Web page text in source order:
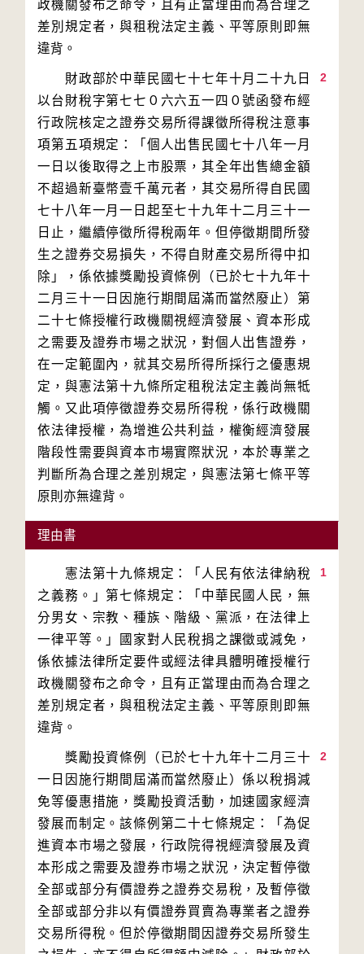
政機關發布之命令，且有正當理由而為合理之
差別規定者，與租稅法定主義、平等原則即無
2
財政部於中華民國七十七年十月二十九日
以台財稅字第七七０六六五一四０號函發布經
行政院核定之證券交易所得課徵所得稅注意事
項第五項規定：「個人出售民國七十八年一月
一日以後取得之上市股票，其全年出售總金額
不超過新臺幣壹千萬元者，其交易所得自民國
七十八年一月一日起至七十九年十二月三十一
日止，繼續停徵所得稅兩年。但停徵期間所發
生之證券交易損失，不得自財產交易所得中扣
除」，係依據獎勵投資條例（已於七十九年十
二月三十一日因施行期間屆滿而當然廢止）第
二十七條授權行政機關視經濟發展、資本形成
之需要及證券市場之狀況，對個人出售證券，
在一定範圍內，就其交易所得所採行之優惠規
定，與憲法第十九條所定租稅法定主義尚無牴
觸。又此項停徵證券交易所得稅，係行政機關
依法律授權，為增進公共利益，權衡經濟發展
階段性需要與資本市場實際狀況，本於專業之
判斷所為合理之差別規定，與憲法第七條平等
理由書
1
憲法第十九條規定：「人民有依法律納稅
之義務。」第七條規定：「中華民國人民，無
分男女、宗教、種族、階級、黨派，在法律上
一律平等。」國家對人民稅捐之課徵或減免，
係依據法律所定要件或經法律具體明確授權行
政機關發布之命令，且有正當理由而為合理之
差別規定者，與租稅法定主義、平等原則即無
2
獎勵投資條例（已於七十九年十二月三十
一日因施行期間屆滿而當然廢止）係以稅捐減
免等優惠措施，獎勵投資活動，加速國家經濟
發展而制定。該條例第二十七條規定：「為促
進資本市場之發展，行政院得視經濟發展及資
本形成之需要及證券市場之狀況，決定暫停徵
全部或部分有價證券之證券交易稅，及暫停徵
全部或部分非以有價證券買賣為專業者之證券
交易所得稅。但於停徵期間因證券交易所發生